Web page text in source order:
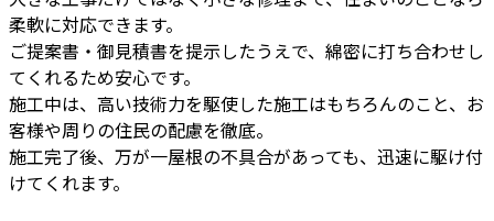
柔軟に対応できます。
ご提案書・御見積書を提示したうえで、綿密に打ち合わせし
てくれるため安心です。
施工中は、高い技術力を駆使した施工はもちろんのこと、お
客様や周りの住民の配慮を徹底。
施工完了後、万が一屋根の不具合があっても、迅速に駆け付
けてくれます。